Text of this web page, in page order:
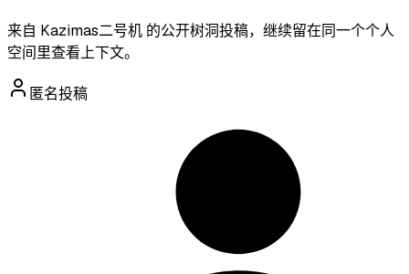
来自 Kazimas二号机 的公开树洞投稿，继续留在同一个个人
空间里查看上下文。
匿名投稿